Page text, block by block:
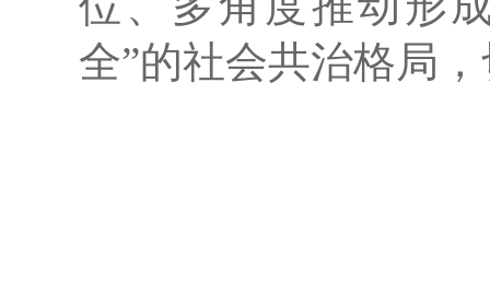
全”的社会共治格局